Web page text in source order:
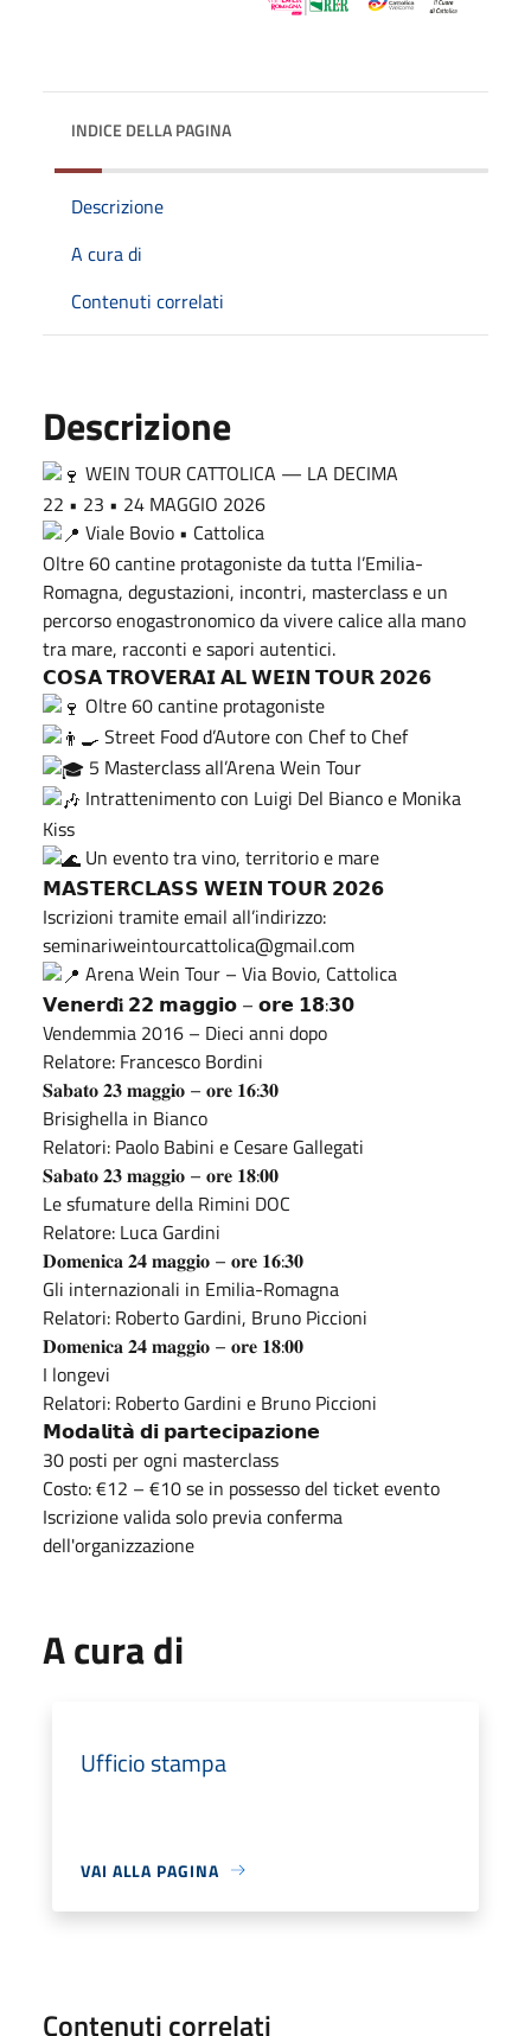
INDICE DELLA PAGINA
Descrizione
A cura di
Contenuti correlati
Descrizione
WEIN TOUR CATTOLICA — LA DECIMA
22 • 23 • 24 MAGGIO 2026
Viale Bovio • Cattolica
Oltre 60 cantine protagoniste da tutta l’Emilia-
Romagna, degustazioni, incontri, masterclass e un
percorso enogastronomico da vivere calice alla mano
tra mare, racconti e sapori autentici.
𝗖𝗢𝗦𝗔 𝗧𝗥𝗢𝗩𝗘𝗥𝗔𝗜 𝗔𝗟 𝗪𝗘𝗜𝗡 𝗧𝗢𝗨𝗥 𝟮𝟬𝟮𝟲
Oltre 60 cantine protagoniste
Street Food d’Autore con Chef to Chef
5 Masterclass all’Arena Wein Tour
Intrattenimento con Luigi Del Bianco e Monika
Kiss
Un evento tra vino, territorio e mare
𝗠𝗔𝗦𝗧𝗘𝗥𝗖𝗟𝗔𝗦𝗦 𝗪𝗘𝗜𝗡 𝗧𝗢𝗨𝗥 𝟮𝟬𝟮𝟲
Iscrizioni tramite email all’indirizzo:
seminariweintourcattolica@gmail.com
Arena Wein Tour – Via Bovio, Cattolica
𝗩𝗲𝗻𝗲𝗿𝗱𝐢̀ 𝟮𝟮 𝗺𝗮𝗴𝗴𝗶𝗼 – 𝗼𝗿𝗲 𝟭𝟴:𝟯𝟬
Vendemmia 2016 – Dieci anni dopo
Relatore: Francesco Bordini
𝐒𝐚𝐛𝐚𝐭𝐨 𝟐𝟑 𝐦𝐚𝐠𝐠𝐢𝐨 – 𝐨𝐫𝐞 𝟏𝟔:𝟑𝟎
Brisighella in Bianco
Relatori: Paolo Babini e Cesare Gallegati
𝐒𝐚𝐛𝐚𝐭𝐨 𝟐𝟑 𝐦𝐚𝐠𝐠𝐢𝐨 – 𝐨𝐫𝐞 𝟏𝟖:𝟎𝟎
Le sfumature della Rimini DOC
Relatore: Luca Gardini
𝐃𝐨𝐦𝐞𝐧𝐢𝐜𝐚 𝟐𝟒 𝐦𝐚𝐠𝐠𝐢𝐨 – 𝐨𝐫𝐞 𝟏𝟔:𝟑𝟎
Gli internazionali in Emilia-Romagna
Relatori: Roberto Gardini, Bruno Piccioni
𝐃𝐨𝐦𝐞𝐧𝐢𝐜𝐚 𝟐𝟒 𝐦𝐚𝐠𝐠𝐢𝐨 – 𝐨𝐫𝐞 𝟏𝟖:𝟎𝟎
I longevi
Relatori: Roberto Gardini e Bruno Piccioni
𝗠𝗼𝗱𝗮𝗹𝗶𝘁𝗮̀ 𝗱𝗶 𝗽𝗮𝗿𝘁𝗲𝗰𝗶𝗽𝗮𝘇𝗶𝗼𝗻𝗲
30 posti per ogni masterclass
Costo: €12 – €10 se in possesso del ticket evento
Iscrizione valida solo previa conferma
dell'organizzazione
A cura di
Ufficio stampa
VAI ALLA PAGINA
Contenuti correlati